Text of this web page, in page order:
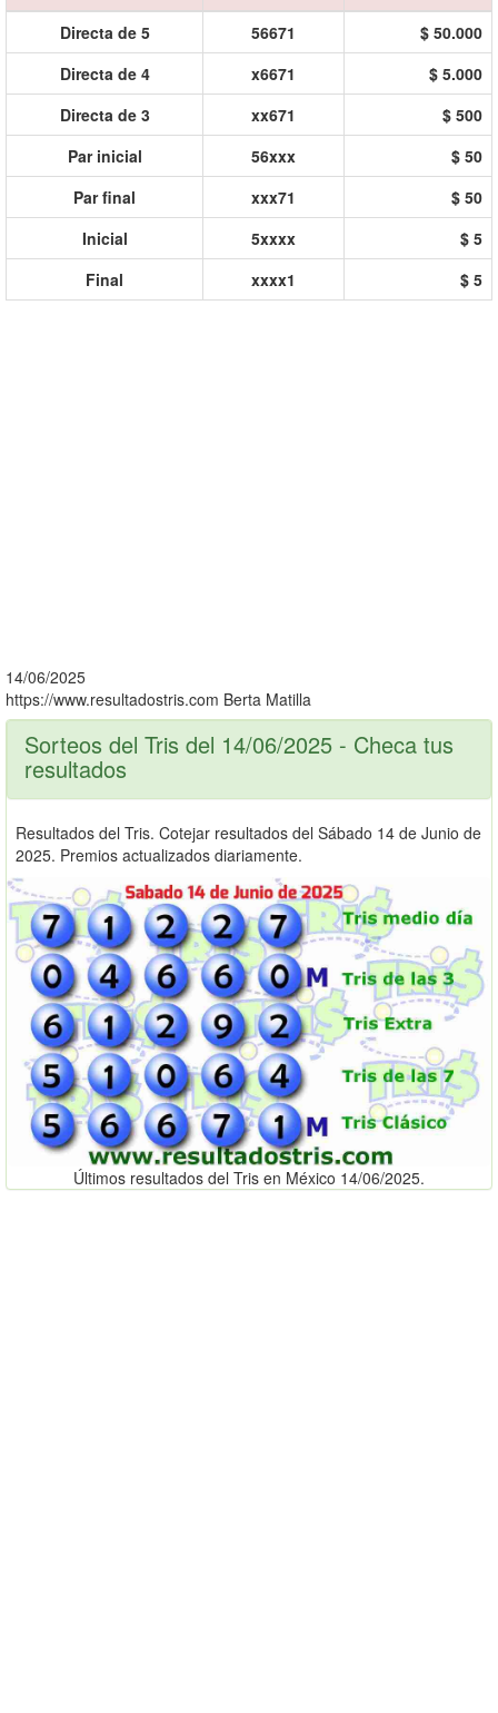
Directa de 5
56671
$ 50.000
Directa de 4
x6671
$ 5.000
Directa de 3
xx671
$ 500
Par inicial
56xxx
$ 50
Par final
xxx71
$ 50
Inicial
5xxxx
$ 5
Final
xxxx1 $ 5
14/06/2025
https://www.resultadostris.com Berta Matilla
Sorteos del Tris del 14/06/2025 - Checa tus
resultados
Resultados del Tris. Cotejar resultados del Sábado 14 de Junio de
2025. Premios actualizados diariamente.
Últimos resultados del Tris en México 14/06/2025.